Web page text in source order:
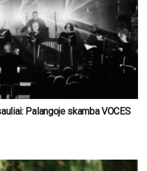
Palangoje skamba VOCES